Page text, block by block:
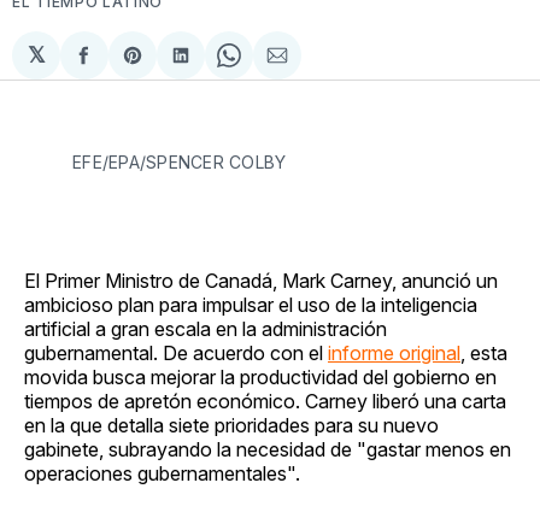
𝕏
Compartir
en
Share
on
Compartir
en
Share
on
Compartir
via
EFE/EPA/SPENCER COLBY
El Primer Ministro de Canadá, Mark Carney, anunció un
ambicioso plan para impulsar el uso de la inteligencia
artificial a gran escala en la administración
gubernamental. De acuerdo con el informe original , esta
movida busca mejorar la productividad del gobierno en
tiempos de apretón económico. Carney liberó una carta
en la que detalla siete prioridades para su nuevo
gabinete, subrayando la necesidad de "gastar menos en
operaciones gubernamentales".